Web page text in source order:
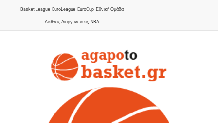
Basket League EuroLeague EuroCup Εθνική Ομάδα
Διεθνείς Διοργανώσεις NBA